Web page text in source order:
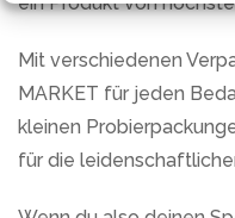
Mit verschiedenen
MARKET für jeden
kleinen
für die